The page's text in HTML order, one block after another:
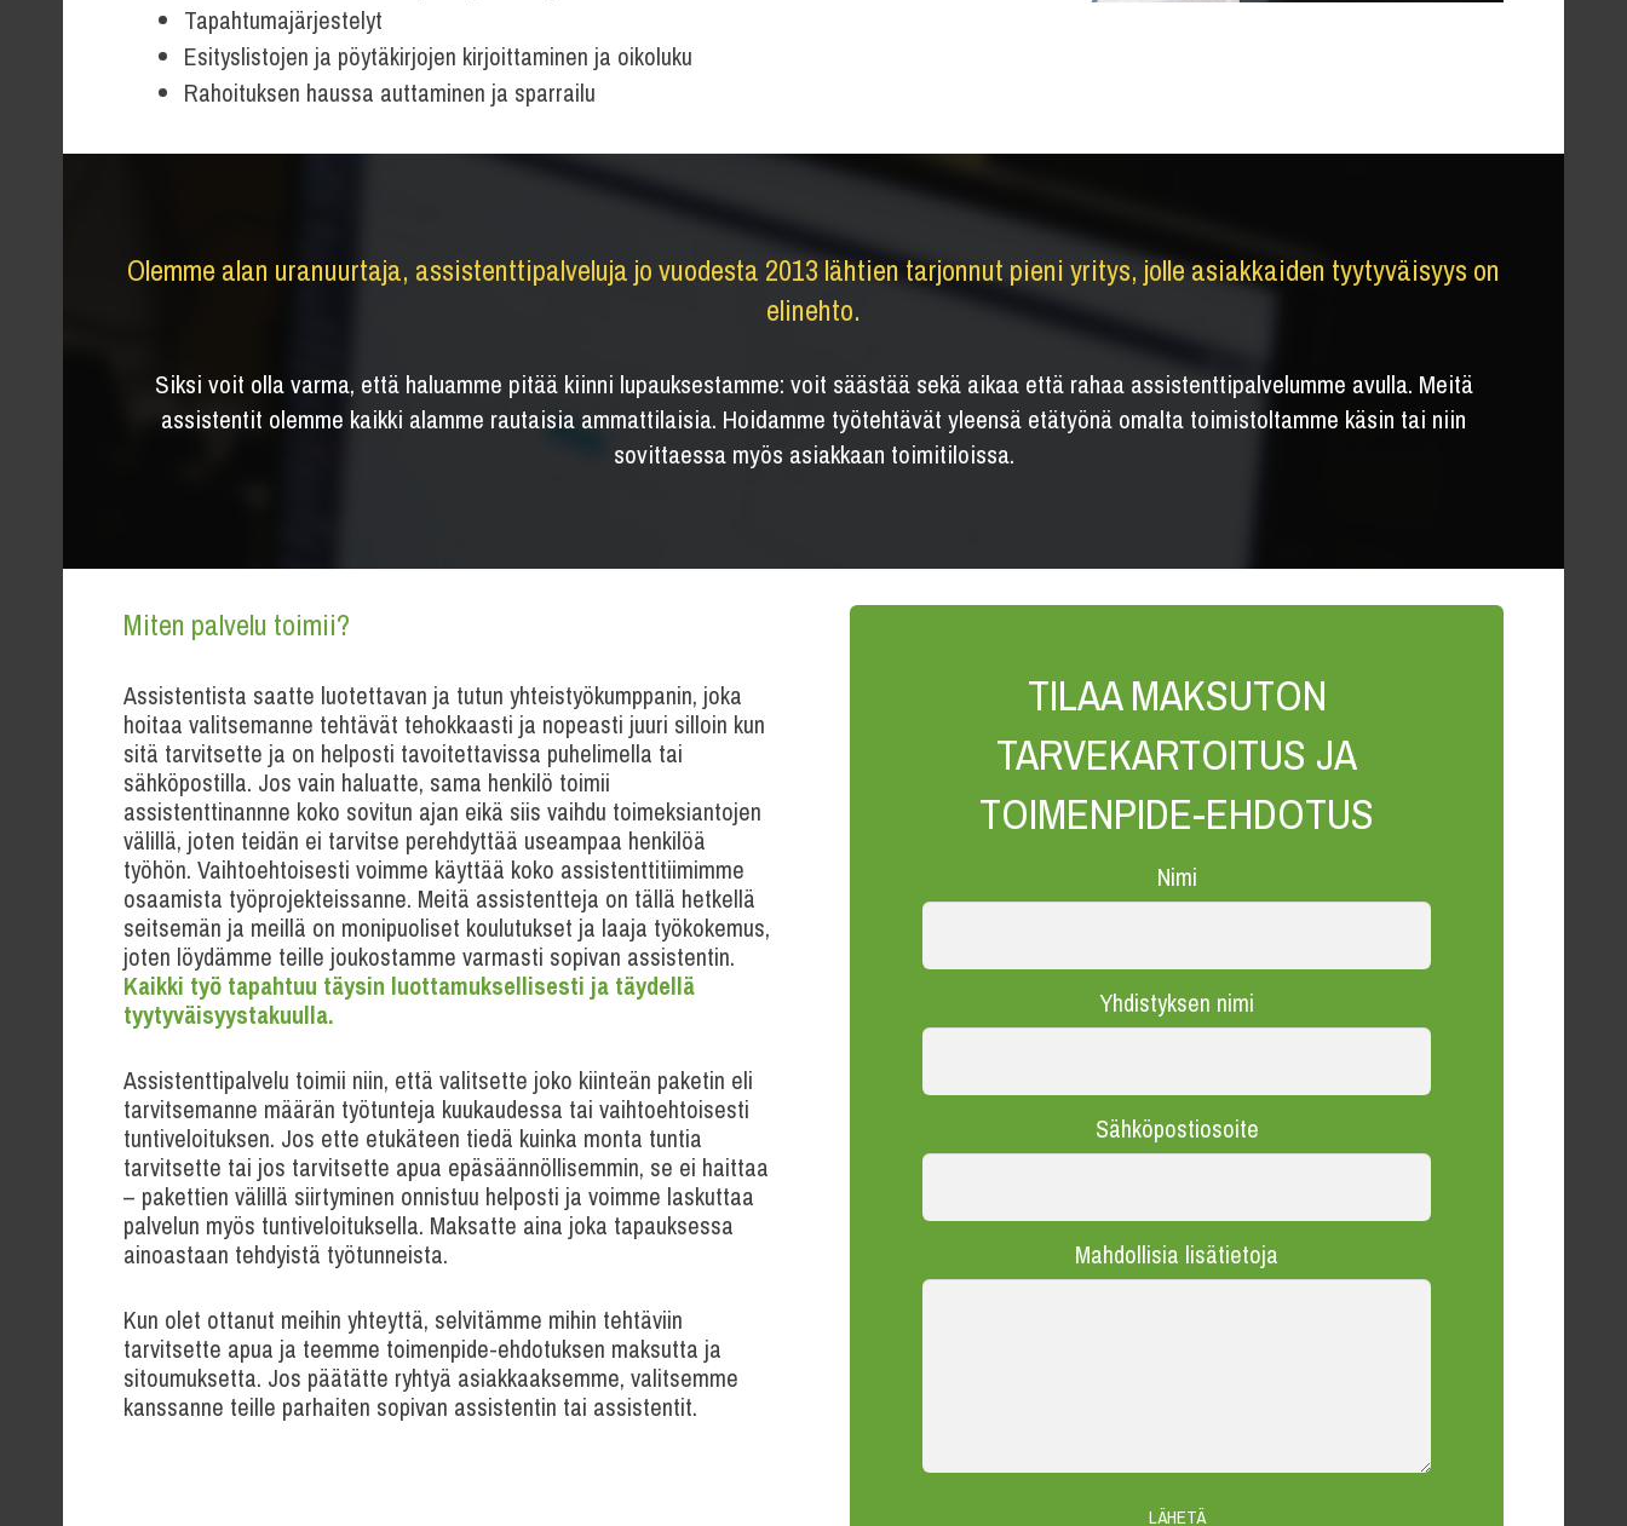
Tapahtumajärjestelyt
Esityslistojen ja pöytäkirjojen kirjoittaminen ja oikoluku
Rahoituksen haussa auttaminen ja sparrailu
Olemme alan uranuurtaja, assistenttipalveluja jo vuodesta 2013 lähtien tarjonnut pieni yritys, jolle asiakkaiden tyytyväisyys on
elinehto.
Siksi voit olla varma, että haluamme pitää kiinni lupauksestamme: voit säästää sekä aikaa että rahaa assistenttipalvelumme avulla. Meitä
assistentit olemme kaikki alamme rautaisia ammattilaisia. Hoidamme työtehtävät yleensä etätyönä omalta toimistoltamme käsin tai niin
sovittaessa myös asiakkaan toimitiloissa.
Miten palvelu toimii?
Assistentista saatte luotettavan ja tutun yhteistyökumppanin, joka
hoitaa valitsemanne tehtävät tehokkaasti ja nopeasti juuri silloin kun
sitä tarvitsette ja on helposti tavoitettavissa puhelimella tai
sähköpostilla. Jos vain haluatte, sama henkilö toimii
assistenttinannne koko sovitun ajan eikä siis vaihdu toimeksiantojen
välillä, joten teidän ei tarvitse perehdyttää useampaa henkilöä
työhön. Vaihtoehtoisesti voimme käyttää koko assistenttitiimimme
osaamista työprojekteissanne. Meitä assistentteja on tällä hetkellä
seitsemän ja meillä on monipuoliset koulutukset ja laaja työkokemus,
joten löydämme teille joukostamme varmasti sopivan assistentin.
Kaikki työ tapahtuu täysin luottamuksellisesti ja täydellä
tyytyväisyystakuulla.
Assistenttipalvelu toimii niin, että valitsette joko kiinteän paketin eli
tarvitsemanne määrän työtunteja kuukaudessa tai vaihtoehtoisesti
tuntiveloituksen. Jos ette etukäteen tiedä kuinka monta tuntia
tarvitsette tai jos tarvitsette apua epäsäännöllisemmin, se ei haittaa
– pakettien välillä siirtyminen onnistuu helposti ja voimme laskuttaa
palvelun myös tuntiveloituksella. Maksatte aina joka tapauksessa
ainoastaan tehdyistä työtunneista.
Kun olet ottanut meihin yhteyttä, selvitämme mihin tehtäviin
tarvitsette apua ja teemme toimenpide-ehdotuksen maksutta ja
sitoumuksetta. Jos päätätte ryhtyä asiakkaaksemme, valitsemme
kanssanne teille parhaiten sopivan assistentin tai assistentit.
TILAA MAKSUTON
TARVEKARTOITUS JA
TOIMENPIDE-EHDOTUS
Nimi
Yhdistyksen nimi
Sähköpostiosoite
Mahdollisia lisätietoja